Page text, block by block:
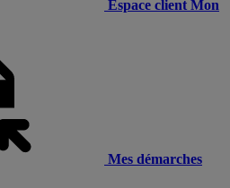
Espace client Mon
Mes démarches